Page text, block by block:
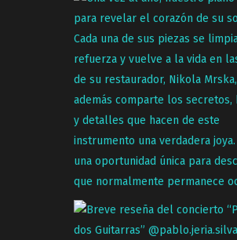
Amigos queremos invitarlos
alConcierto de Proyecto
próximo sábado 4 de
realizará el concierto de
Vitoko, la nueva propuesta
del tecladista Víctor Navarro
Septiembre 17, 2025